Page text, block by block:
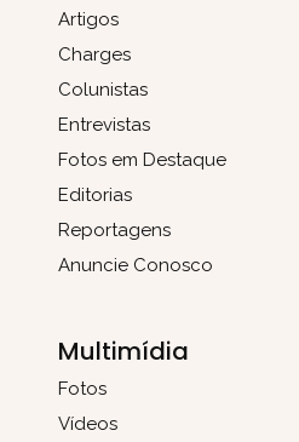
Artigos
Charges
Colunistas
Entrevistas
Fotos em Destaque
Editorias
Reportagens
Anuncie Conosco
Multimídia
Fotos
Vídeos